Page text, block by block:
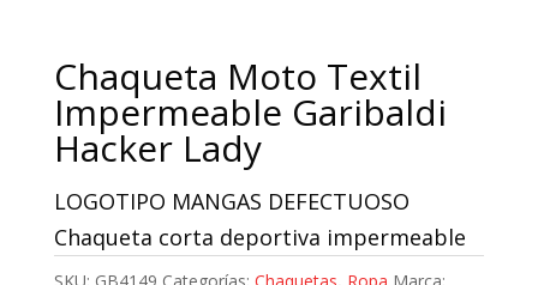
Chaqueta Moto Textil
Impermeable Garibaldi
Hacker Lady
LOGOTIPO MANGAS DEFECTUOSO
Chaqueta corta deportiva impermeable